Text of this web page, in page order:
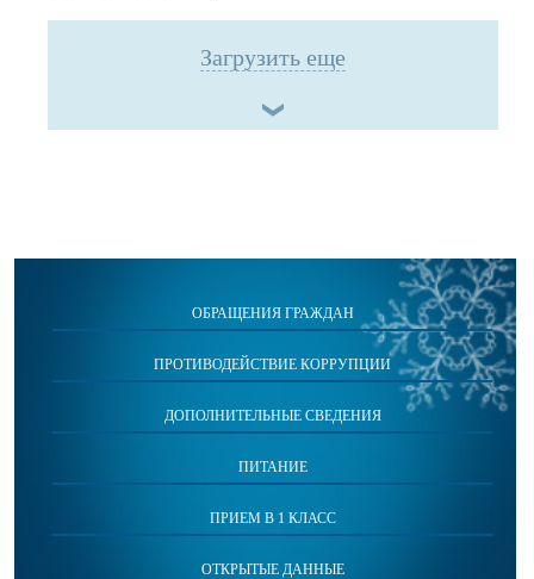
Загрузить еще
ОБРАЩЕНИЯ ГРАЖДАН
ПРОТИВОДЕЙСТВИЕ КОРРУПЦИИ
ДОПОЛНИТЕЛЬНЫЕ СВЕДЕНИЯ
ПИТАНИЕ
ПРИЕМ В 1 КЛАСС
ОТКРЫТЫЕ ДАННЫЕ